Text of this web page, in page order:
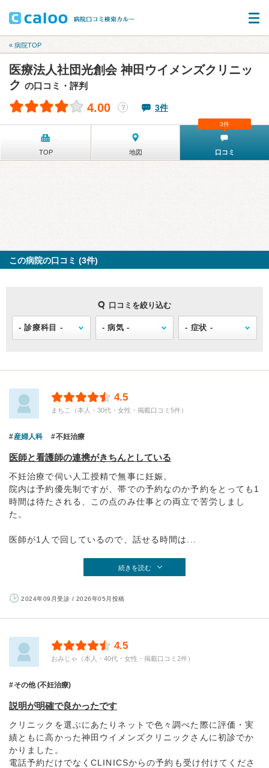
« 病院TOP
医療法人社団光創会 神田ウイメンズクリニッ
ク の口コミ・評判
4.00 ？ 3件
TOP 地図 口コミ
3件
この病院の口コミ (3件)
口コミを絞り込む
4.5
まちこ（本人・30代・女性・掲載口コミ5件）
産婦人科 不妊治療
医師と看護師の連携がきちんとしている
不妊治療で伺い人工授精で無事に妊娠。
院内は予約優先制ですが、帯での予約なのか予約をとっても1
時間は待たされる、この点のみ仕事との両立で苦労しまし
た。
医師が1人で回しているので、話せる時間は...
続きを読む
2024年09月受診 / 2026年05月投稿
4.5
おみじゃ（本人・40代・女性・掲載口コミ2件）
その他 (不妊治療)
説明が明確で良かったです
クリニックを選ぶにあたりネットで色々調べた際に評価・実
績ともに高かった神田ウイメンズクリニックさんに初診でか
かりました。
電話予約だけでなくCLINICSからの予約も受け付けてくださ